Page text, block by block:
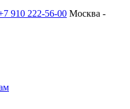
910 222-56-00 Москва -